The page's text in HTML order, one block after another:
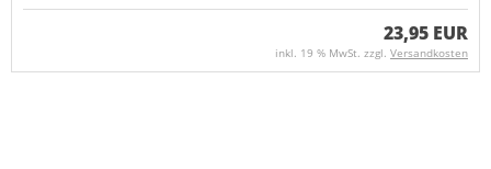
23,95 EUR
inkl. 19 % MwSt. zzgl. Versandkosten